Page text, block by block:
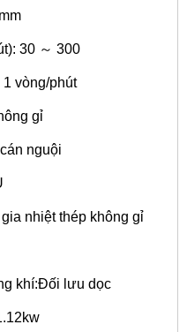
30 ～ 300
vòng/phút
gỉ
nguội
nhiệt thép không gỉ
khí:Đối lưu dọc